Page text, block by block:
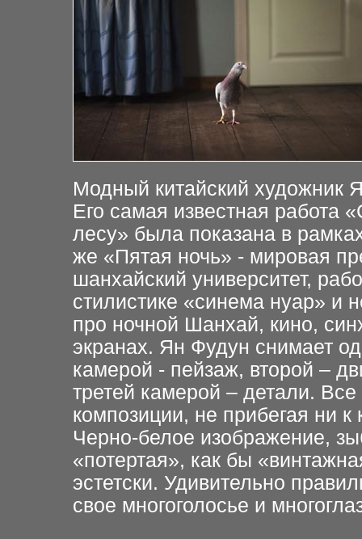
Модный китайский художник
Его самая известная работа
лесу» была показана в
же «Пятая ночь» - мировая
шанхайский университет,
стилистике «синема нуар» и
про ночной Шанхай, кино,
экранах. Ян Фудун снимает
камерой - пейзаж, второй –
третей камерой – детали. Все
композиции, не прибегая ни к
Черно-белое изображение,
«потертая», как бы
эстетски. Удивительно
свое многоголосье и